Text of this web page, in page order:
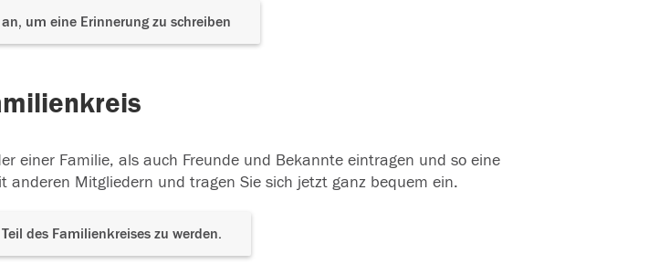
um eine Erinnerung zu schreiben
einer Familie, als auch Freunde und Bekannte eintragen und so eine
anderen Mitgliedern und tragen Sie sich jetzt ganz bequem ein.
des Familienkreises zu werden.